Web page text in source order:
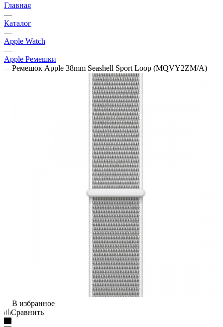
Главная
—
Каталог
—
Apple Watch
—
Apple Ремешки
—Ремешок Apple 38mm Seashell Sport Loop (MQVY2ZM/A)
В избранное
Сравнить